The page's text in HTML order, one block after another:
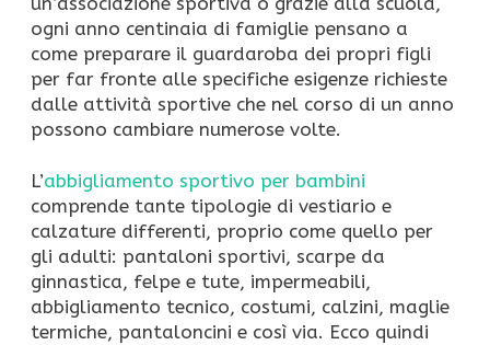
ogni anno centinaia di famiglie pensano a
come preparare il guardaroba dei propri figli
per far fronte alle specifiche esigenze richieste
dalle attività sportive che nel corso di un anno
possono cambiare numerose volte.
L’abbigliamento sportivo per bambini
comprende tante tipologie di vestiario e
calzature differenti, proprio come quello per
gli adulti: pantaloni sportivi, scarpe da
ginnastica, felpe e tute, impermeabili,
abbigliamento tecnico, costumi, calzini, maglie
termiche, pantaloncini e così via. Ecco quindi